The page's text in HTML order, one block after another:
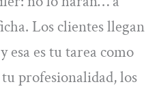
Los clientes llegan
esa es tu tarea como
profesionalidad, los